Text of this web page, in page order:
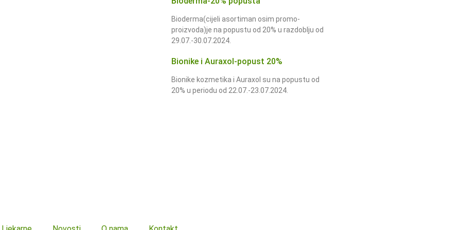
Bioderma(cijeli asortiman osim promo-
proizvoda)je na popustu od 20% u razdoblju od
29.07.-30.07.2024.
Bionike i Auraxol-popust 20%
Bionike kozmetika i Auraxol su na popustu od
20% u periodu od 22.07.-23.07.2024.